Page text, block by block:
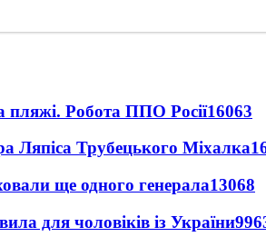
пляжі. Робота ППО Росії16063
Ляпіса Трубецького Міхалка
ще одного генерала13068
для чоловіків із України